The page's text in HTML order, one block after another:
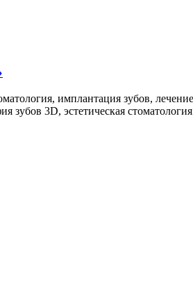
имплантация зубов,
зубов 3D, эстетическая